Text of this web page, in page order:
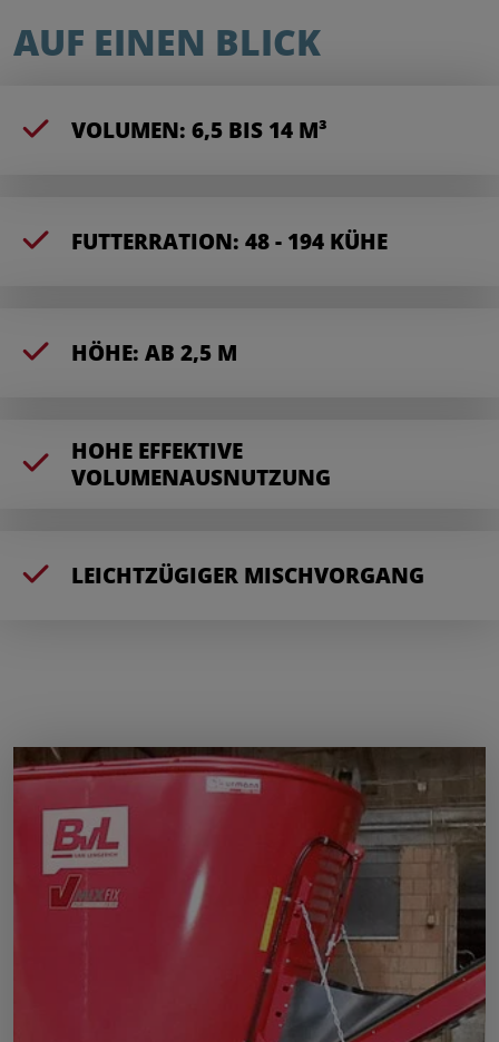
AUF EINEN BLICK
VOLUMEN: 6,5 BIS 14 M³
FUTTERRATION: 48 - 194 KÜHE
HÖHE: AB 2,5 M
HOHE EFFEKTIVE
VOLUMENAUSNUTZUNG
LEICHTZÜGIGER MISCHVORGANG